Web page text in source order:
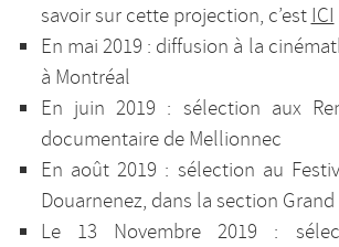
savoir sur cette projection, c’est ICI
En mai 2019 : diffusion à la
à Montréal
En juin 2019 : sélection aux
documentaire de Mellionnec
En août 2019 : sélection au
Douarnenez, dans la section
Le 13 Novembre 2019 :